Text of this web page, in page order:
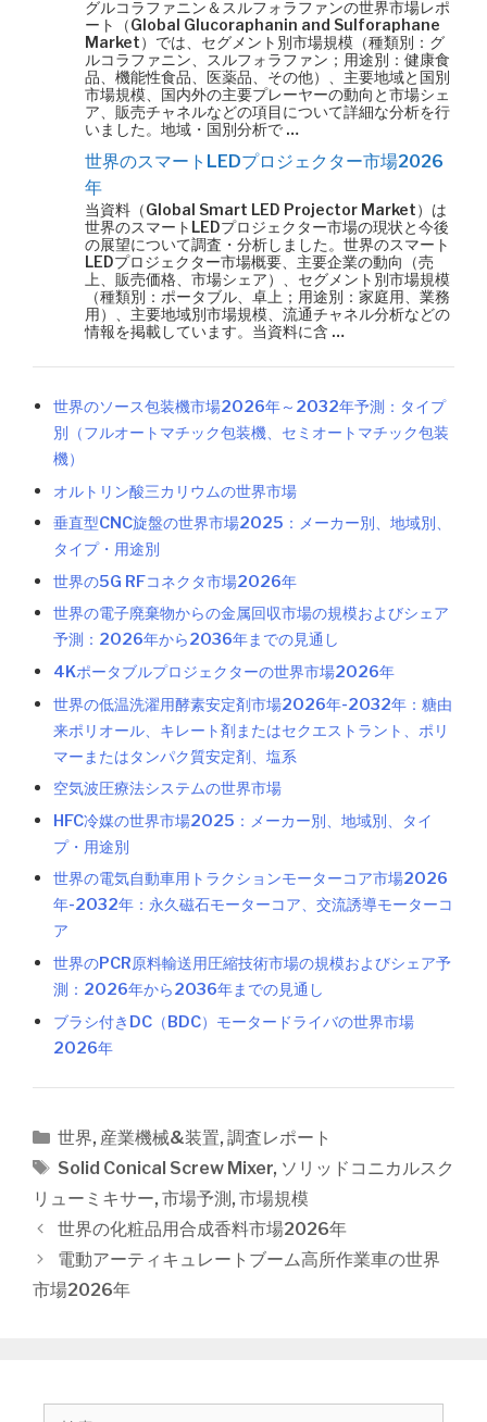
グルコラファニン＆スルフォラファンの世界市場レポ
ート（Global Glucoraphanin and Sulforaphane
Market）では、セグメント別市場規模（種類別：グ
ルコラファニン、スルフォラファン；用途別：健康食
品、機能性食品、医薬品、その他）、主要地域と国別
市場規模、国内外の主要プレーヤーの動向と市場シェ
ア、販売チャネルなどの項目について詳細な分析を行
いました。地域・国別分析で …
世界のスマートLEDプロジェクター市場2026
年
当資料（Global Smart LED Projector Market）は
世界のスマートLEDプロジェクター市場の現状と今後
の展望について調査・分析しました。世界のスマート
LEDプロジェクター市場概要、主要企業の動向（売
上、販売価格、市場シェア）、セグメント別市場規模
（種類別：ポータブル、卓上；用途別：家庭用、業務
用）、主要地域別市場規模、流通チャネル分析などの
情報を掲載しています。当資料に含 …
世界のソース包装機市場2026年～2032年予測：タイプ
別（フルオートマチック包装機、セミオートマチック包装
機）
オルトリン酸三カリウムの世界市場
垂直型CNC旋盤の世界市場2025：メーカー別、地域別、
タイプ・用途別
世界の5G RFコネクタ市場2026年
世界の電子廃棄物からの金属回収市場の規模およびシェア
予測：2026年から2036年までの見通し
4Kポータブルプロジェクターの世界市場2026年
世界の低温洗濯用酵素安定剤市場2026年-2032年：糖由
来ポリオール、キレート剤またはセクエストラント、ポリ
マーまたはタンパク質安定剤、塩系
空気波圧療法システムの世界市場
HFC冷媒の世界市場2025：メーカー別、地域別、タイ
プ・用途別
世界の電気自動車用トラクションモーターコア市場2026
年-2032年：永久磁石モーターコア、交流誘導モーターコ
ア
世界のPCR原料輸送用圧縮技術市場の規模およびシェア予
測：2026年から2036年までの見通し
ブラシ付きDC（BDC）モータードライバの世界市場
2026年
カ
テ
ー
世界, 産業機械&装置, 調査レポート
タ
グ
Solid Conical Screw Mixer, ソリッドコニカルスク
リューミキサー, 市場予測 , 市場規模
投
稿
ナ
ビ
ョ
世界の化粧品用合成香料市場2026年
電動アーティキュレートブーム高所作業車の世界
市場2026年